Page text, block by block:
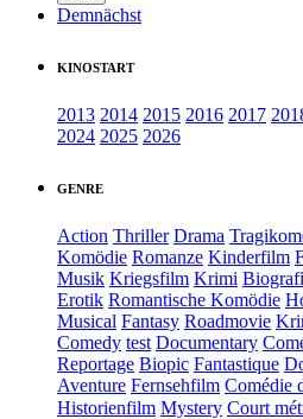
Demnächst
KINOSTART
2013 2014 2015 2016 2017
2024 2025 2026
GENRE
Action Thriller Drama
Komödie Romanze Kinderfilm
Musik Kriegsfilm Krimi
Erotik Romantische Komödie
Musical Fantasy Roadmovie
Comedy test Documentary
Reportage Biopic Fantastique
Aventure Fernsehfilm Comédie
Historienfilm Mystery Court